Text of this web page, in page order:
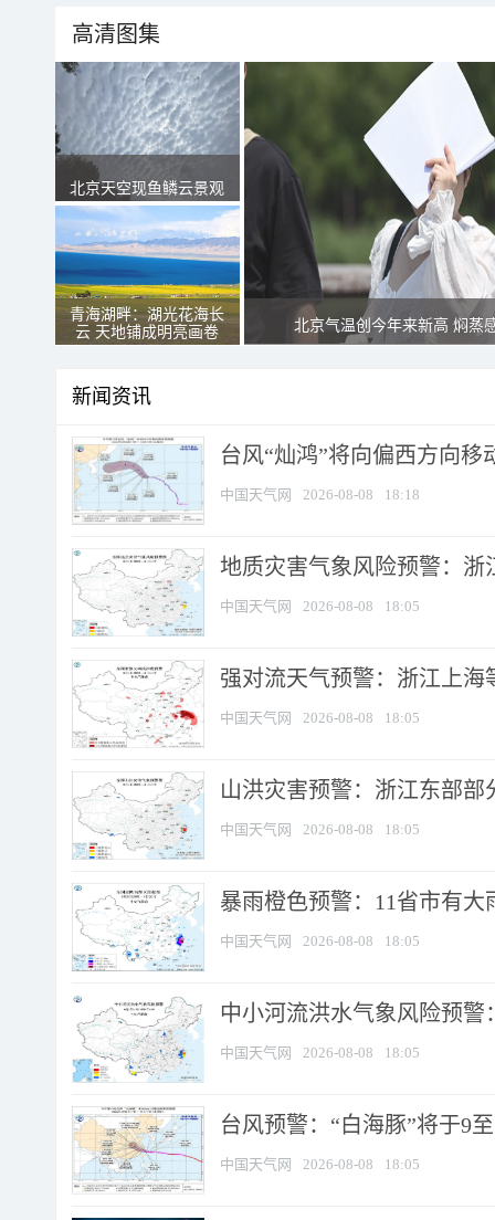
高清图集
北京天空现鱼鳞云景观
青海湖畔：湖光花海长
云 天地铺成明亮画卷
北京气温创今年来新高 焖蒸
新闻资讯
台风“灿鸿”将向偏西方向移
中国天气网 2026-08-08 18:18
地质灾害气象风险预警：
中国天气网 2026-08-08 18:05
强对流天气预警：浙江上海
中国天气网 2026-08-08 18:05
山洪灾害预警：浙江东部
中国天气网 2026-08-08 18:05
暴雨橙色预警：11省市有
中国天气网 2026-08-08 18:05
中小河流洪水气象风险预
中国天气网 2026-08-08 18:05
台风预警：“白海豚”将于9
中国天气网 2026-08-08 18:05